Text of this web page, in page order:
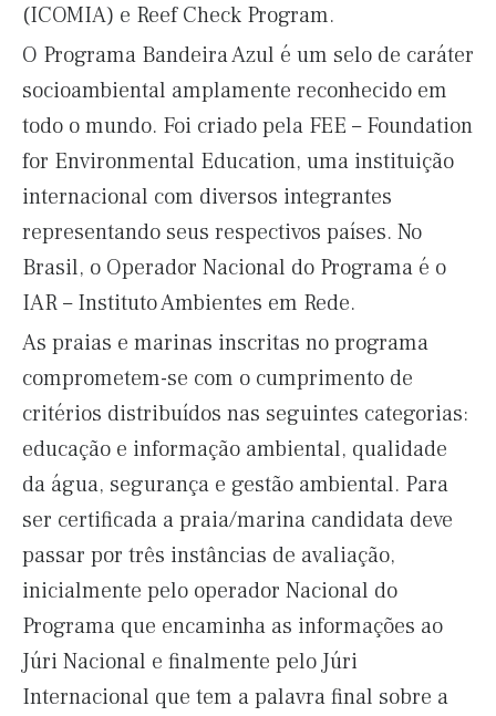
(ICOMIA) e Reef Check Program.
O Programa Bandeira Azul é um selo de caráter
socioambiental amplamente reconhecido em
todo o mundo. Foi criado pela FEE – Foundation
for Environmental Education, uma instituição
internacional com diversos integrantes
representando seus respectivos países. No
Brasil, o Operador Nacional do Programa é o
IAR – Instituto Ambientes em Rede.
As praias e marinas inscritas no programa
comprometem-se com o cumprimento de
critérios distribuídos nas seguintes categorias:
educação e informação ambiental, qualidade
da água, segurança e gestão ambiental. Para
ser certificada a praia/marina candidata deve
passar por três instâncias de avaliação,
inicialmente pelo operador Nacional do
Programa que encaminha as informações ao
Júri Nacional e finalmente pelo Júri
Internacional que tem a palavra final sobre a